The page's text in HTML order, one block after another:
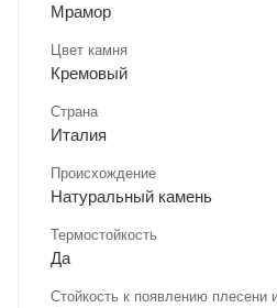
Мрамор
Цвет камня
Кремовый
Страна
Италия
Происхождение
Натуральный камень
Термостойкость
Да
Стойкость к появлению плесени